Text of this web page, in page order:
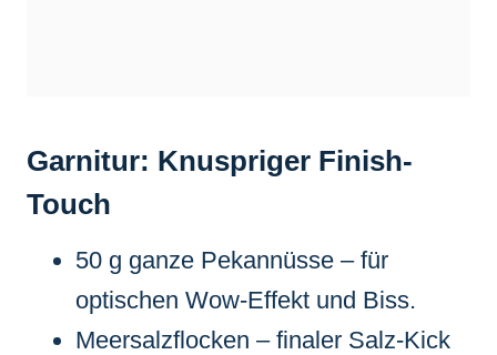
Garnitur: Knuspriger Finish-
Touch
50 g ganze Pekannüsse – für
optischen Wow-Effekt und Biss.
Meersalzflocken – finaler Salz-Kick